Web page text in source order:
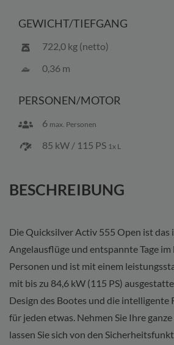
GEWICHT/TIEFGANG
722,0 kg (netto)
0,36 m
PERSONEN/MOTOR
6 max. Personen
85 kW / 115 PS 1x L
BESCHREIBUNG
Die Quicksilver Activ 555 Open ist das
Angelausflüge und entspannte Tage im
Personen und ist mit einem
mit bis zu 84,6 kW (115 PS)
Design des Bootes und die intelligente
für jeden etwas. Nehmen Sie Ihre
lassen Sie sich von den